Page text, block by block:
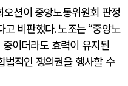
션이 중앙노동위원회 판정
고 비판했다.노조는“중앙노
이더라도 효력이 유지된
법적인 쟁의권을 행사할 수